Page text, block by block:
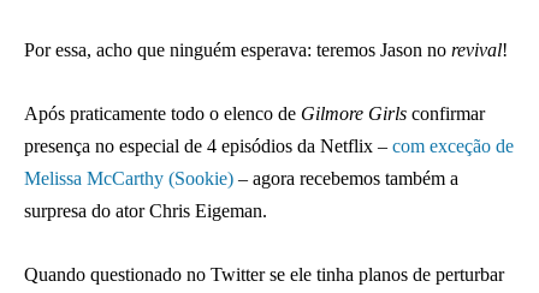
Por essa, acho que ninguém esperava: teremos Jason no revival!
Após praticamente todo o elenco de Gilmore Girls confirmar
presença no especial de 4 episódios da Netflix – com exceção de
Melissa McCarthy (Sookie) – agora recebemos também a
surpresa do ator Chris Eigeman.
Quando questionado no Twitter se ele tinha planos de perturbar